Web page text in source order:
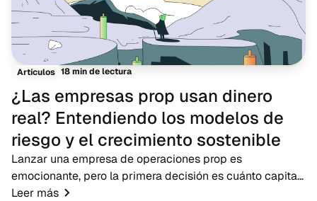
Artículos 18 min de lectura
¿Las empresas prop usan dinero
real? Entendiendo los modelos de
riesgo y el crecimiento sostenible
Lanzar una empresa de operaciones prop es
emocionante, pero la primera decisión es cuánto capital
arriesgar. En la práctica, las empresas no entregan a los
Leer más